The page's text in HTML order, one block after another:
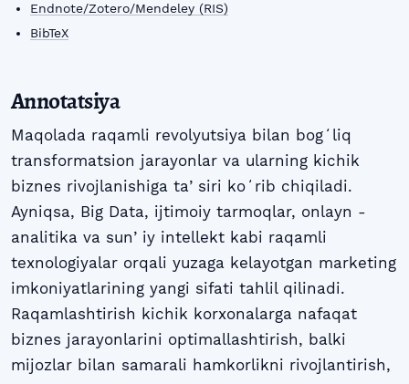
Endnote/Zotero/Mendeley (RIS)
BibTeX
Annotatsiya
Maqolada raqamli revolyutsiya bilan bogʻliq
transformatsion jarayonlar va ularning kichik
biznes rivojlanishiga taʼsiri koʻrib chiqiladi.
Ayniqsa, Big Data, ijtimoiy tarmoqlar, onlayn -
analitika va sunʼiy intellekt kabi raqamli
texnologiyalar orqali yuzaga kelayotgan marketing
imkoniyatlarining yangi sifati tahlil qilinadi.
Raqamlashtirish kichik korxonalarga nafaqat
biznes jarayonlarini optimallashtirish, balki
mijozlar bilan samarali hamkorlikni rivojlantirish,